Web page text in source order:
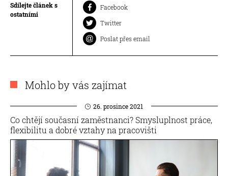
Sdílejte článek s
ostatními
Facebook
Twitter
Poslat přes email
Mohlo by vás zajímat
26. prosince 2021
Co chtějí současní zaměstnanci? Smysluplnost práce,
flexibilitu a dobré vztahy na pracovišti